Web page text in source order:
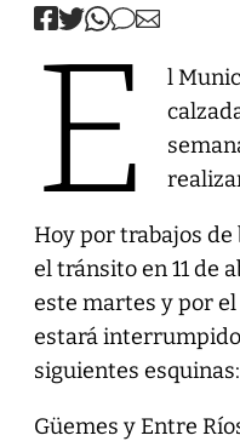
E
l
Hoy por trabajos
el tránsito en 11 de
este martes y por
estará
siguientes esquinas:
Güemes y Entre